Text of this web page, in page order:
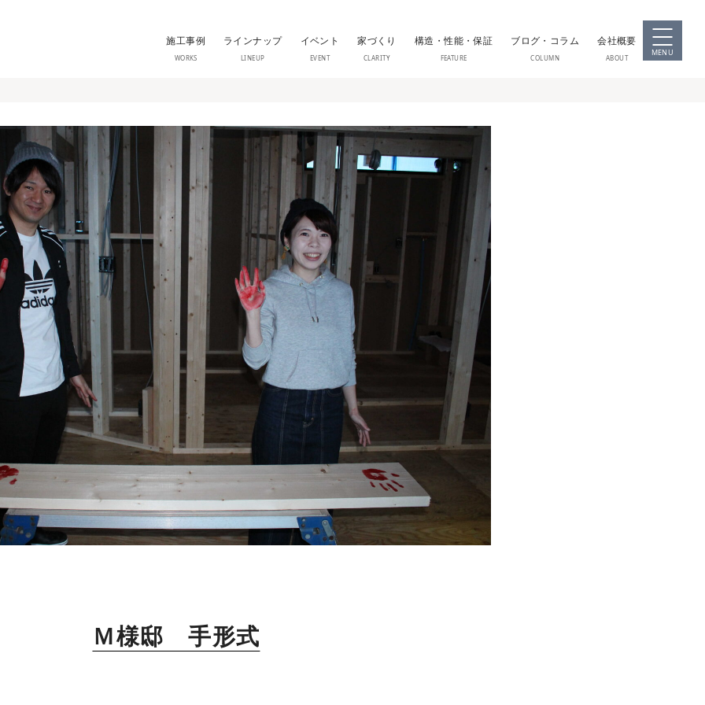
施工事例
WORKS
ラインナップ
LINEUP
イベント
EVENT
家づくり
CLARITY
構造・性能・保証
FEATURE
ブログ・コラム
COLUMN
会社概要
ABOUT
Ｍ様邸 手形式
MENU